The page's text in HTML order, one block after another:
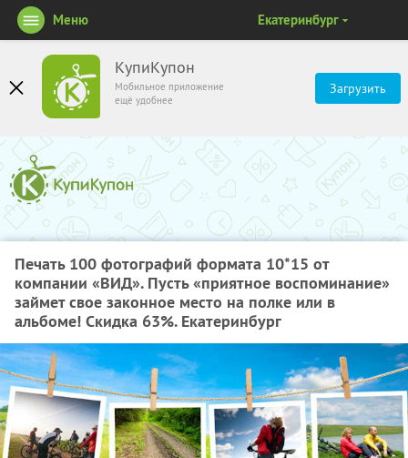
КупиКупон
Мобильное приложение
ещё удобнее
Загрузить
Меню Екатеринбург
Печать 100 фотографий формата 10*15 от
компании «ВИД». Пусть «приятное воспоминание»
займет свое законное место на полке или в
альбоме! Скидка 63%. Екатеринбург